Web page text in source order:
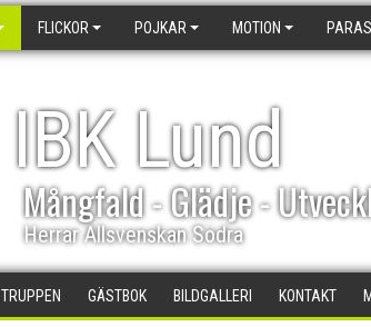
FLICKOR POJKAR MOTION
IBK Lund
Mångfald - Glädje -
Herrar Allsvenskan Södra
TRUPPEN GÄSTBOK BILDGALLERI KONTAKT